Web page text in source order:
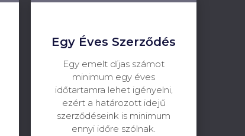
Egy Éves Szerződés
Egy emelt díjas számot
minimum egy éves
időtartamra lehet igényelni,
ezért a határozott idejű
szerződéseink is minimum
ennyi időre szólnak.